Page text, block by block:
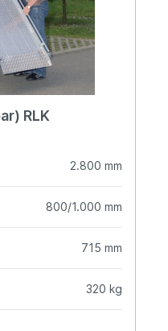
RLK
2.800 mm
800/1.000 mm
715 mm
320 kg